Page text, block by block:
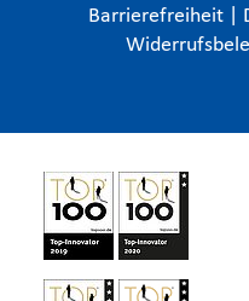
Barrierefreiheit